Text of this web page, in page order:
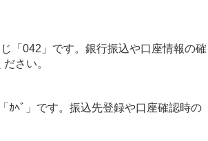
「042」です。銀行振込や口座情報の確
さい。
ｶﾍﾞ」です。振込先登録や口座確認時の